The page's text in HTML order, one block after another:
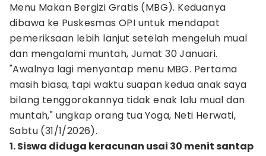
Menu Makan Bergizi Gratis (MBG). Keduanya
dibawa ke Puskesmas OPI untuk mendapat
pemeriksaan lebih lanjut setelah mengeluh mual
dan mengalami muntah, Jumat 30 Januari.
"Awalnya lagi menyantap menu MBG. Pertama
masih biasa, tapi waktu suapan kedua anak saya
bilang tenggorokannya tidak enak lalu mual dan
muntah," ungkap orang tua Yoga, Neti Herwati,
Sabtu (31/1/2026).
1. Siswa diduga keracunan usai 30 menit santap